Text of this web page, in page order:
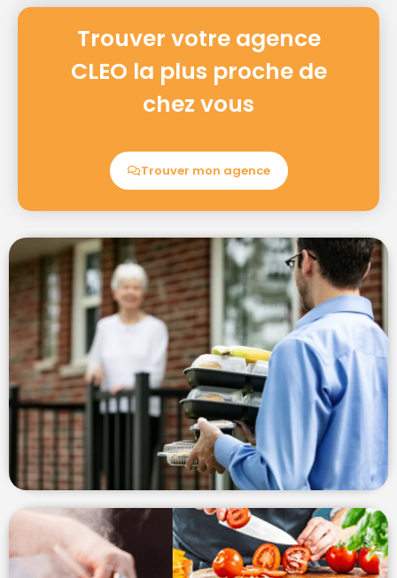
Trouver votre agence
CLEO la plus proche de
chez vous
Trouver mon agence